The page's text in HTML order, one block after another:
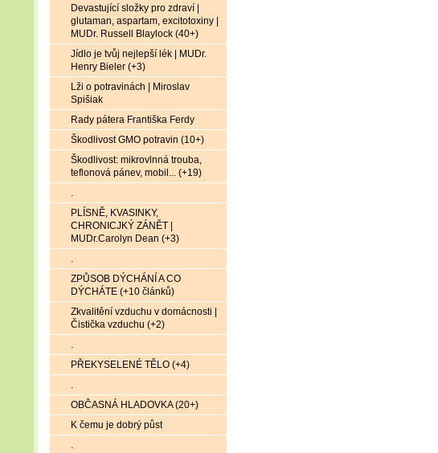
Devastující složky pro zdraví |
glutaman, aspartam, excitotoxiny |
MUDr. Russell Blaylock (40+)
Jídlo je tvůj nejlepší lék | MUDr.
Henry Bieler (+3)
Lži o potravinách | Miroslav
Spišiak
Rady pátera Františka Ferdy
Škodlivost GMO potravin (10+)
Škodlivost: mikrovlnná trouba,
teflonová pánev, mobil... (+19)
.
PLÍSNĚ, KVASINKY,
CHRONICJKÝ ZÁNĚT |
MUDr.Carolyn Dean (+3)
.
ZPŮSOB DÝCHÁNÍ A CO
DÝCHÁTE (+10 článků)
Zkvalitění vzduchu v domácnosti |
Čistička vzduchu (+2)
.
PŘEKYSELENÉ TĚLO (+4)
.
OBČASNÁ HLADOVKA (20+)
K čemu je dobrý půst
.